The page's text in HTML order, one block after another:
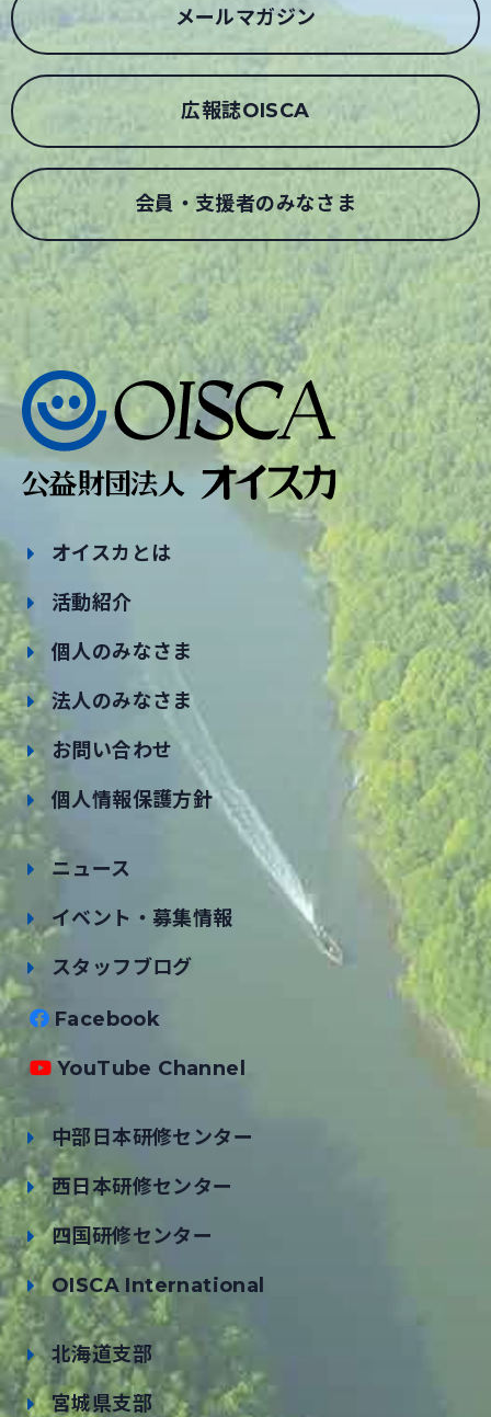
メールマガジン
広報誌OISCA
会員・支援者のみなさま
オイスカとは
活動紹介
個人のみなさま
法人のみなさま
お問い合わせ
個人情報保護方針
ニュース
イベント・募集情報
スタッフブログ
Facebook
YouTube Channel
中部日本研修センター
西日本研修センター
四国研修センター
OISCA International
北海道支部
宮城県支部